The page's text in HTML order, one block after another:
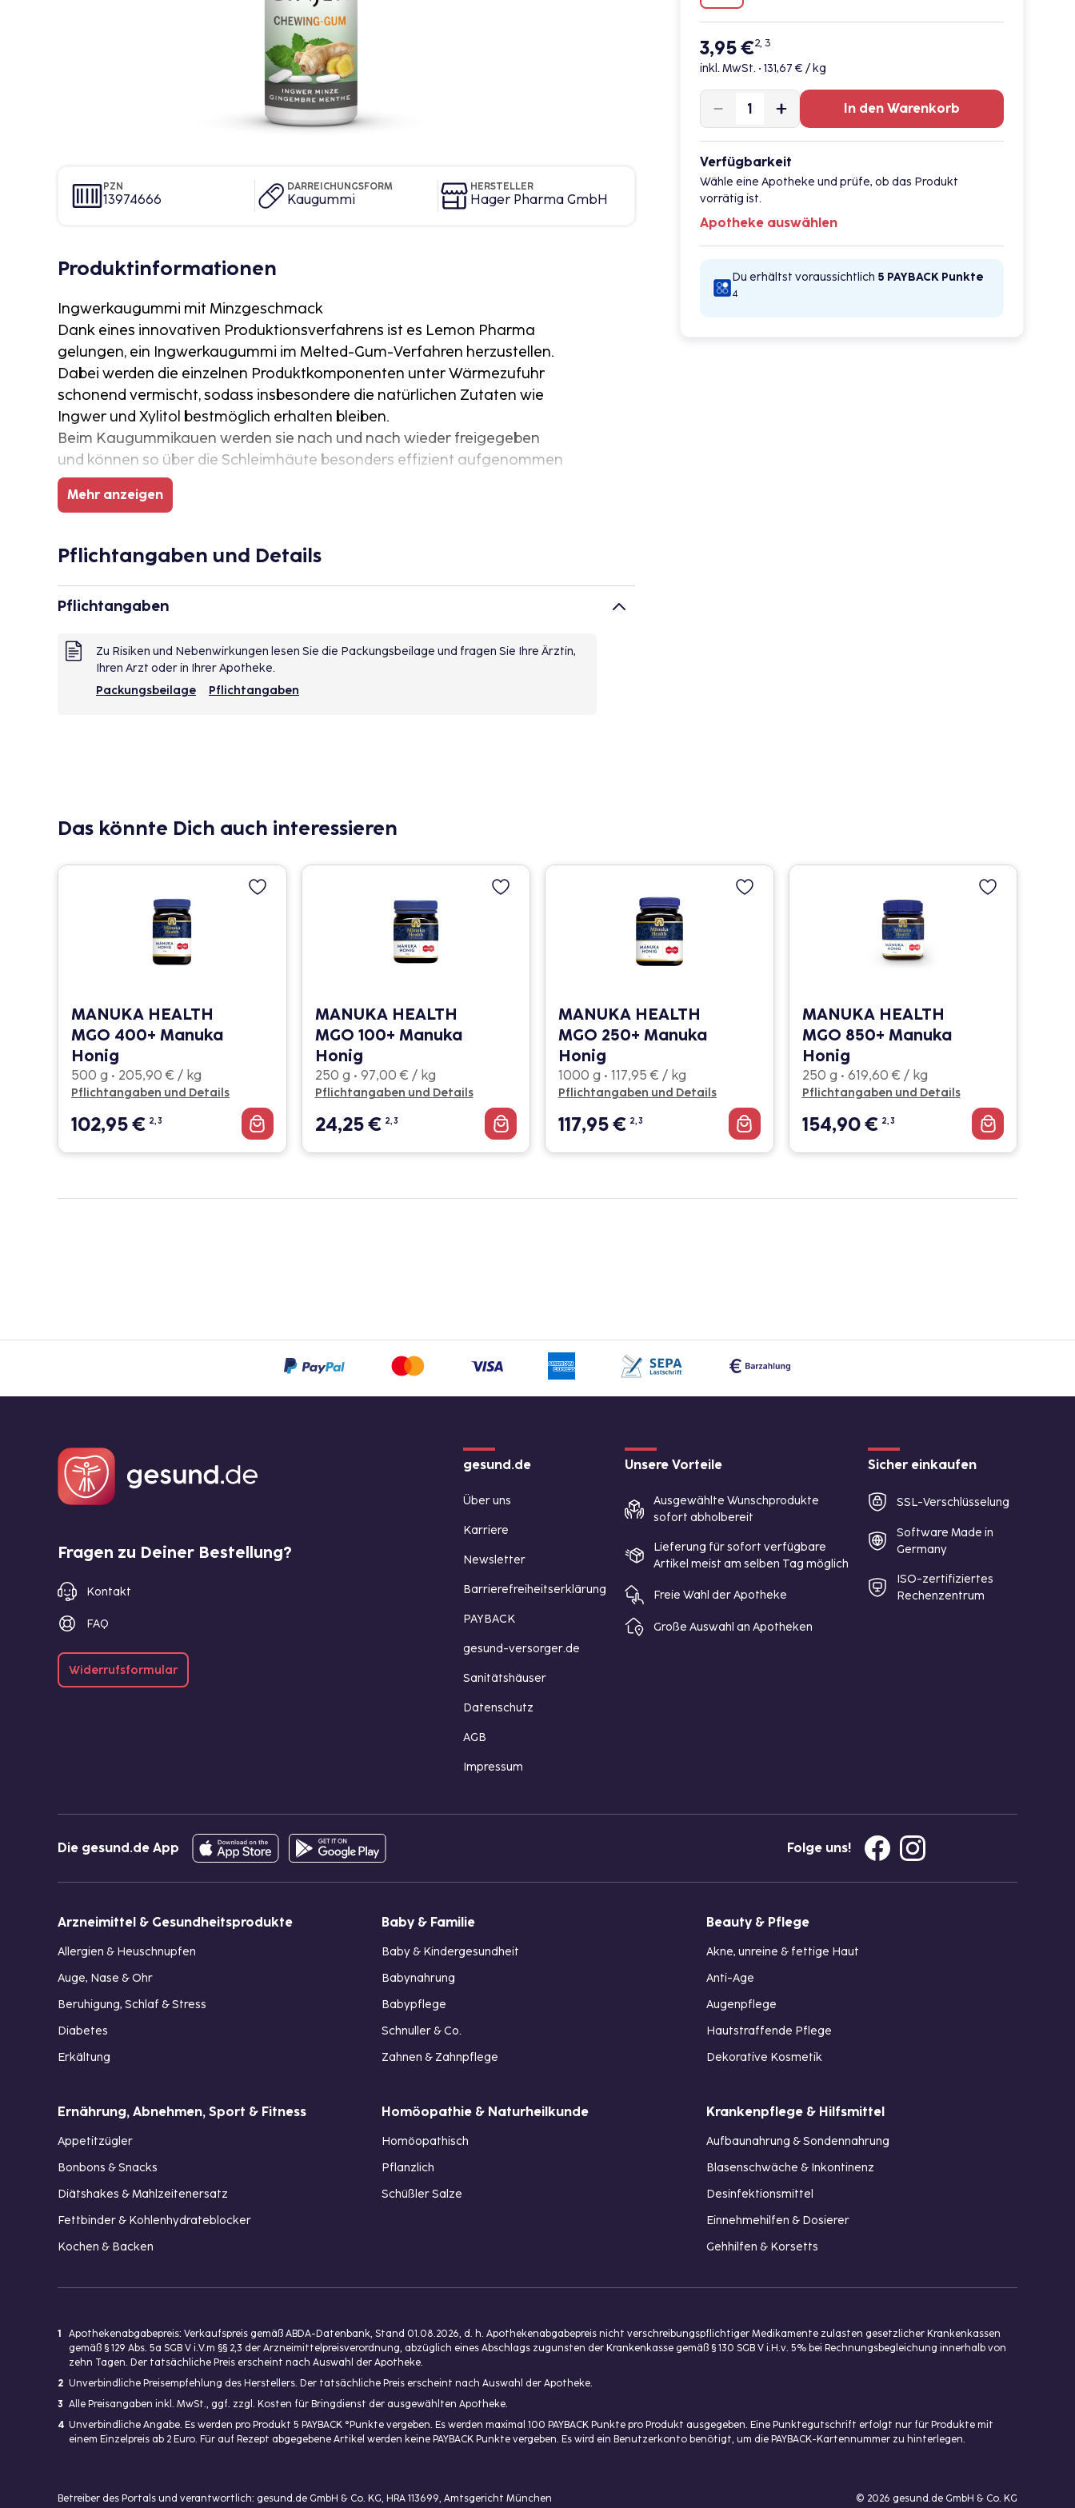
PZN
13974666
DARREICHUNGSFORM
Kaugummi
HERSTELLER
Hager Pharma GmbH
Produktinformationen
Ingwerkaugummi mit Minzgeschmack
Dank eines innovativen Produktionsverfahrens ist es Lemon Pharma
gelungen, ein Ingwerkaugummi im Melted-Gum-Verfahren herzustellen.
Dabei werden die einzelnen Produktkomponenten unter Wärmezufuhr
schonend vermischt, sodass insbesondere die natürlichen Zutaten wie
Ingwer und Xylitol bestmöglich erhalten bleiben.
Beim Kaugummikauen werden sie nach und nach wieder freigegeben
und können so über die Schleimhäute besonders effizient aufgenommen
werden.
• Ohne Zucker, Aspartam und Gluten
• Hergestellt im Melted-Gum-Verfahren
• Optimaler Ingwer-Genuss für zwischendurch
• Für Zähne und Zahnfleisch
• Vegan, Halal und Koscher
Mehr anzeigen
Pflichtangaben und Details
Pflichtangaben
Zu Risiken und Nebenwirkungen lesen Sie die Packungsbeilage und fragen Sie Ihre Ärztin,
Ihren Arzt oder in Ihrer Apotheke.
Packungsbeilage
Pflichtangaben
3,95 €2, 3
inkl. MwSt. • 131,67 € / kg
In den Warenkorb
Verfügbarkeit
Wähle eine Apotheke und prüfe, ob das Produkt
vorrätig ist.
Apotheke auswählen
Du erhältst voraussichtlich 5 PAYBACK Punkte
4
Das könnte Dich auch interessieren
MANUKA HEALTH
MGO 400+ Manuka
Honig
500 g • 205,90 € / kg
Pflichtangaben und Details
102,95€ 2, 3
MANUKA HEALTH
MGO 100+ Manuka
Honig
250 g • 97,00 € / kg
Pflichtangaben und Details
24,25€ 2, 3
MANUKA HEALTH
MGO 250+ Manuka
Honig
1000 g • 117,95 € / kg
Pflichtangaben und Details
117,95€ 2, 3
MANUKA HEALTH
MGO 850+ Manuka
Honig
250 g • 619,60 € / kg
Pflichtangaben und Details
154,90€ 2, 3
Fragen zu Deiner Bestellung?
Kontakt
FAQ
Widerrufsformular
gesund.de
Über uns
Karriere
Newsletter
Barrierefreiheitserklärung
PAYBACK
gesund-versorger.de
Sanitätshäuser
Datenschutz
AGB
Impressum
Unsere Vorteile
Ausgewählte Wunschprodukte
sofort abholbereit
Lieferung für sofort verfügbare
Artikel meist am selben Tag möglich
Freie Wahl der Apotheke
Große Auswahl an Apotheken
Sicher einkaufen
SSL-Verschlüsselung
Software Made in
Germany
ISO-zertifiziertes
Rechenzentrum
Die gesund.de App Folge uns!
Arzneimittel & Gesundheitsprodukte
Allergien & Heuschnupfen
Auge, Nase & Ohr
Beruhigung, Schlaf & Stress
Diabetes
Erkältung
Baby & Familie
Baby & Kindergesundheit
Babynahrung
Babypflege
Schnuller & Co.
Zahnen & Zahnpflege
Beauty & Pflege
Akne, unreine & fettige Haut
Anti-Age
Augenpflege
Hautstraffende Pflege
Dekorative Kosmetik
Ernährung, Abnehmen, Sport & Fitness
Appetitzügler
Bonbons & Snacks
Diätshakes & Mahlzeitenersatz
Fettbinder & Kohlenhydrateblocker
Kochen & Backen
Homöopathie & Naturheilkunde
Homöopathisch
Pflanzlich
Schüßler Salze
Krankenpflege & Hilfsmittel
Aufbaunahrung & Sondennahrung
Blasenschwäche & Inkontinenz
Desinfektionsmittel
Einnehmehilfen & Dosierer
Gehhilfen & Korsetts
1
Apothekenabgabepreis: Verkaufspreis gemäß ABDA-Datenbank, Stand 01.08.2026, d. h. Apothekenabgabepreis nicht verschreibungspflichtiger Medikamente zulasten gesetzlicher Krankenkassen
gemäß § 129 Abs. 5a SGB V i.V.m §§ 2,3 der Arzneimittelpreisverordnung, abzüglich eines Abschlags zugunsten der Krankenkasse gemäß § 130 SGB V i.H.v. 5% bei Rechnungsbegleichung innerhalb von
zehn Tagen. Der tatsächliche Preis erscheint nach Auswahl der Apotheke.
2 Unverbindliche Preisempfehlung des Herstellers. Der tatsächliche Preis erscheint nach Auswahl der Apotheke.
3 Alle Preisangaben inkl. MwSt., ggf. zzgl. Kosten für Bringdienst der ausgewählten Apotheke.
4 Unverbindliche Angabe. Es werden pro Produkt 5 PAYBACK °Punkte vergeben. Es werden maximal 100 PAYBACK Punkte pro Produkt ausgegeben. Eine Punktegutschrift erfolgt nur für Produkte mit
einem Einzelpreis ab 2 Euro. Für auf Rezept abgegebene Artikel werden keine PAYBACK Punkte vergeben. Es wird ein Benutzerkonto benötigt, um die PAYBACK-Kartennummer zu hinterlegen.
Betreiber des Portals und verantwortlich: gesund.de GmbH & Co. KG, HRA 113699, Amtsgericht München © 2026 gesund.de GmbH & Co. KG